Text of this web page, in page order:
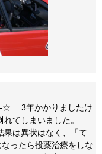
☆ 3年かかりましたけ
れてしまいました。
は異状はなく、「て
ったら投薬治療をしな